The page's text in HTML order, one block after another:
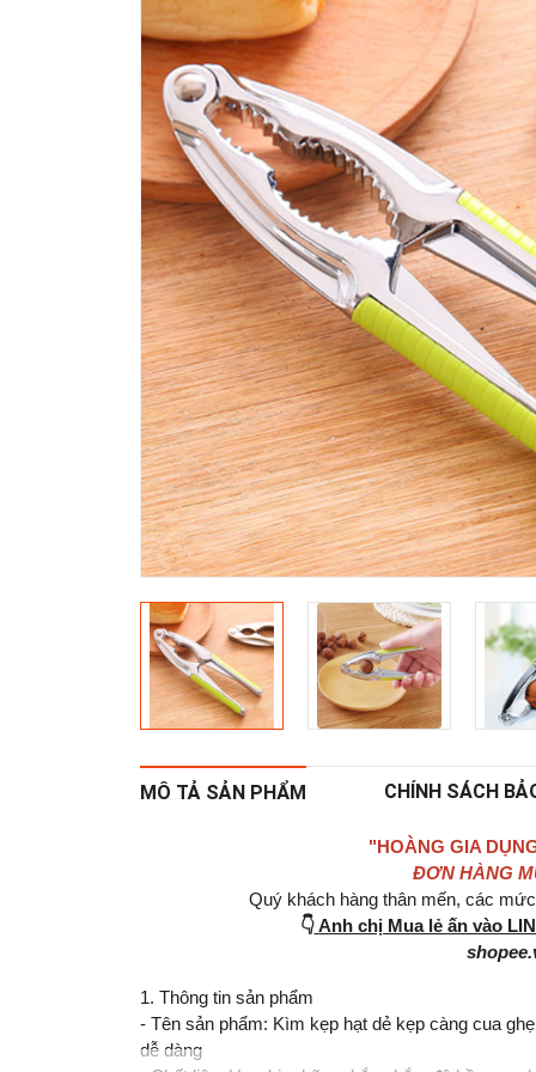
MÔ TẢ SẢN PHẨM CHÍNH SÁCH
"HOÀNG GIA
ĐƠN HÀNG
Quý khách hàng thân mến, các
👇Anh chị Mua lẻ ấn vào
1. Thông tin sản phẩm
- Tên sản phẩm: Kìm kẹp hạt dẻ kẹp càng cua
dễ dàng